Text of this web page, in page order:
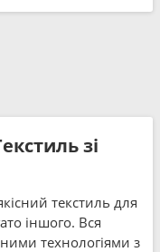
зі
текстиль для
іншого. Вся
технологіями з